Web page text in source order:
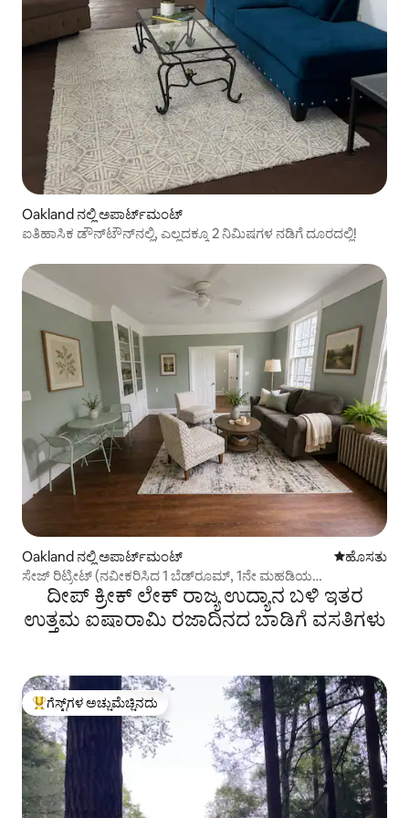
Oakland ನಲ್ಲಿ ಅಪಾರ್ಟ್‌ಮಂಟ್
ಐತಿಹಾಸಿಕ ಡೌನ್‌ಟೌನ್‌ನಲ್ಲಿ, ಎಲ್ಲದಕ್ಕೂ 2 ನಿಮಿಷಗಳ ನಡಿಗೆ ದೂರದಲ್ಲಿ!
Oakland ನಲ್ಲಿ ಅಪಾರ್ಟ್‌ಮಂಟ್ ವಾಸ್ತವ್ಯ
ಹೊಸತು
ಸೇಜ್ ರಿಟ್ರೀಟ್ (ನವೀಕರಿಸಿದ 1 ಬೆಡ್‌ರೂಮ್, 1ನೇ ಮಹಡಿಯ
ಅಪಾರ್ಟ್‌ಮೆಂಟ್)
ದೀಪ್ ಕ್ರೀಕ್ ಲೇಕ್ ರಾಜ್ಯ ಉದ್ಯಾನ ಬಳಿ ಇತರ
ಉತ್ತಮ ಐಷಾರಾಮಿ ರಜಾದಿನದ ಬಾಡಿಗೆ ವಸತಿಗಳು
ಗೆಸ್ಟ್‌ಗಳಿಗೆ ಅತಿ ಹೆಚ್ಚು ಅಚ್ಚುಮೆಚ್ಚಿನದು
ಗೆಸ್ಟ್‌ಗಳ ಅಚ್ಚುಮೆಚ್ಚಿನದು